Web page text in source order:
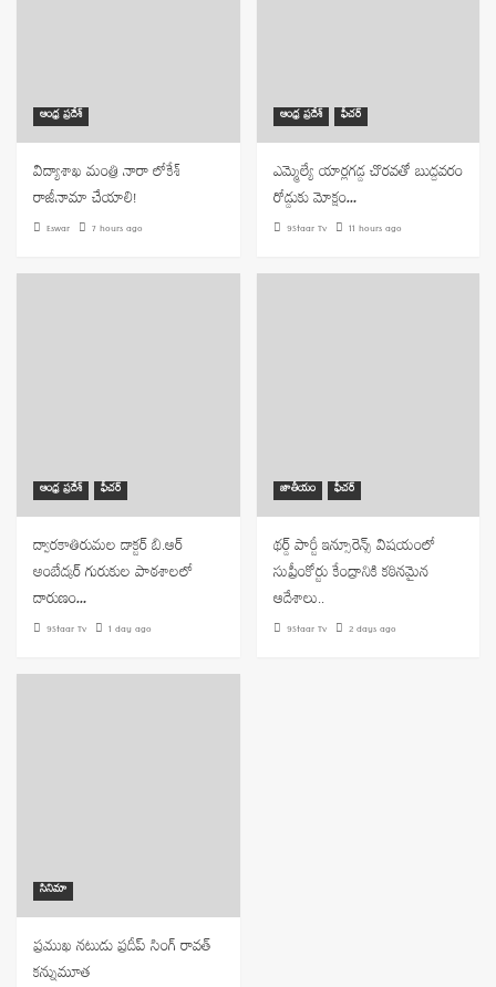
ఆంధ్ర ప్రదేశ్
విద్యాశాఖ మంత్రి నారా లోకేశ్
రాజీనామా చేయాలి!
Eswar 7 hours ago
ఆంధ్ర ప్రదేశ్ ఫీచర్
ఎమ్మెల్యే యార్లగడ్డ చొరవతో బుద్దవరం
రోడ్డుకు మోక్షం…
9Staar Tv 11 hours ago
ఆంధ్ర ప్రదేశ్ ఫీచర్
ద్వారకాతిరుమల డాక్టర్ బి.ఆర్
అంబేద్కర్ గురుకుల పాఠశాలలో
దారుణం…
9Staar Tv 1 day ago
జాతీయం ఫీచర్
థర్డ్ పార్టీ ఇన్సూరెన్స్ విషయంలో
సుప్రీంకోర్టు కేంద్రానికి కఠినమైన
ఆదేశాలు..
9Staar Tv 2 days ago
సినిమా
ప్రముఖ నటుడు ప్రదీప్ సింగ్ రావత్
కన్నుమూత